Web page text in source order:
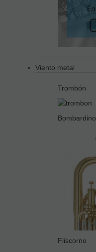
Viento metal
Trombón
Bombardino
Fliscorno